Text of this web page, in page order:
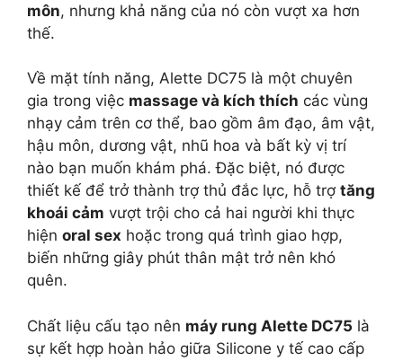
môn, nhưng khả năng của nó còn vượt xa hơn
thế.
Về mặt tính năng, Alette DC75 là một chuyên
gia trong việc massage và kích thích các vùng
nhạy cảm trên cơ thể, bao gồm âm đạo, âm vật,
hậu môn, dương vật, nhũ hoa và bất kỳ vị trí
nào bạn muốn khám phá. Đặc biệt, nó được
thiết kế để trở thành trợ thủ đắc lực, hỗ trợ tăng
khoái cảm vượt trội cho cả hai người khi thực
hiện oral sex hoặc trong quá trình giao hợp,
biến những giây phút thân mật trở nên khó
quên.
Chất liệu cấu tạo nên máy rung Alette DC75 là
sự kết hợp hoàn hảo giữa Silicone y tế cao cấp